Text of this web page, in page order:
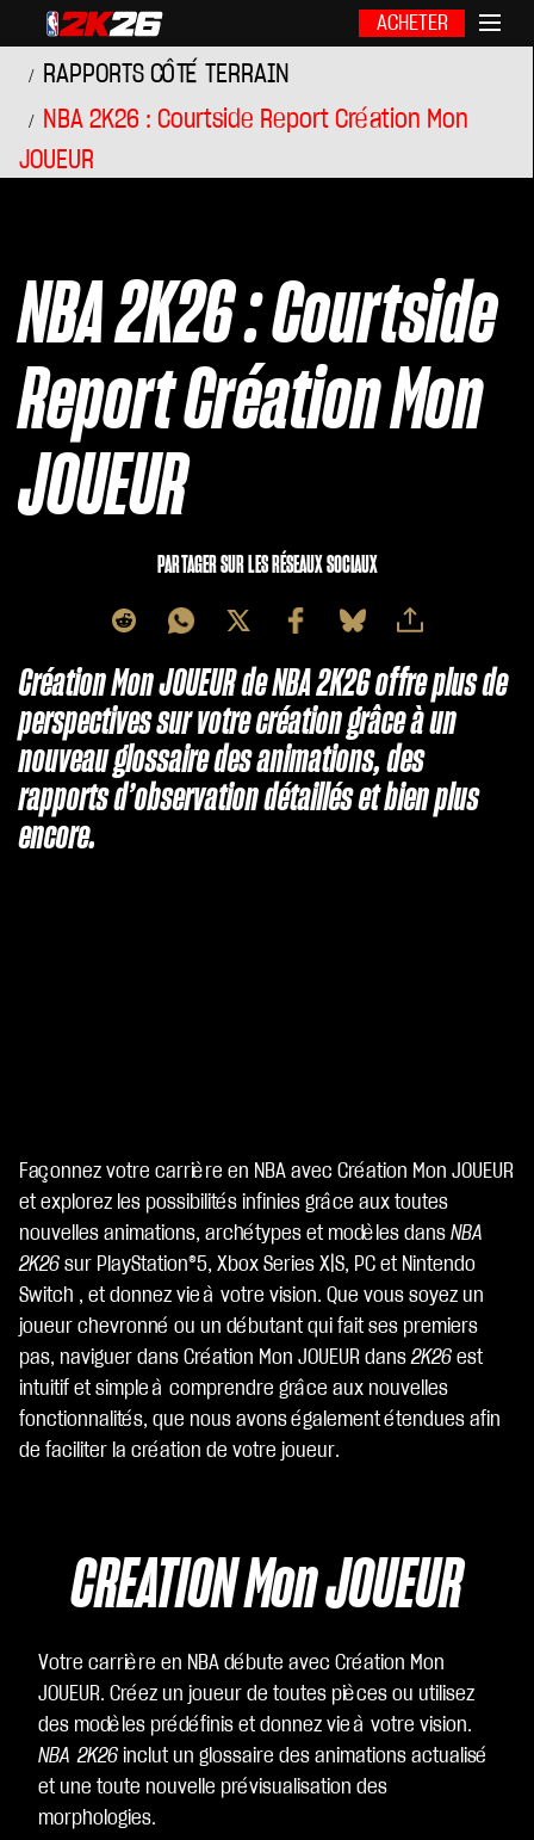
ACHETER
RAPPORTS CÔTÉ TERRAIN
NBA 2K26 : Courtside Report Création Mon
JOUEUR
NBA 2K26 : Courtside
Report Création Mon
JOUEUR
PARTAGER SUR LES RÉSEAUX SOCIAUX
Création Mon JOUEUR de NBA 2K26 offre plus de
perspectives sur votre création grâce à un
nouveau glossaire des animations, des
rapports d’observation détaillés et bien plus
encore.
A
c
c
p
t
&
l
a
y
nt
sur
uer
,
vo
us
ac
ce
Façonnez votre carrière en NBA avec Création Mon JOUEUR
et explorez les possibilités infinies grâce aux toutes
nouvelles animations, archétypes et modèles dans NBA
2K26 sur PlayStation®5, Xbox Series X|S, PC et Nintendo
Switch , et donnez vie à votre vision. Que vous soyez un
joueur chevronné ou un débutant qui fait ses premiers
pas, naviguer dans Création Mon JOUEUR dans2K26 est
intuitif et simple à comprendre grâce aux nouvelles
fonctionnalités, que nous avons également étendues afin
de faciliter la création de votre joueur.
CRÉATION Mon JOUEUR
Votre carrière en NBA débute avec Création Mon
JOUEUR. Créez un joueur de toutes pièces ou utilisez
des modèles prédéfinis et donnez vie à votre vision.
NBA 2K26 inclut un glossaire des animations actualisé
et une toute nouvelle prévisualisation des
morphologies.